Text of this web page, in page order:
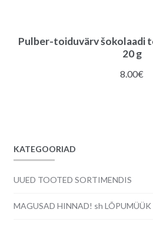
Pulber-toiduvärv šokolaadi
20 g
8.00€
KATEGOORIAD
UUED TOOTED SORTIMENDIS
MAGUSAD HINNAD! sh LÕPUMÜÜK